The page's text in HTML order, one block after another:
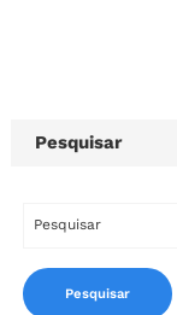
Pesquisar